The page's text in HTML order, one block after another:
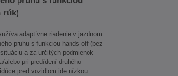
rúk)
adaptívne riadenie v jazdnom
pruhu s funkciou hands-off (bez
a za určitých podmienok
alebo pri predídení druhého
pred vozidlom ide nízkou